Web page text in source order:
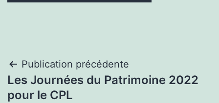
Navigation
de
Publication précédente
Les Journées du Patrimoine 2022
pour le CPL